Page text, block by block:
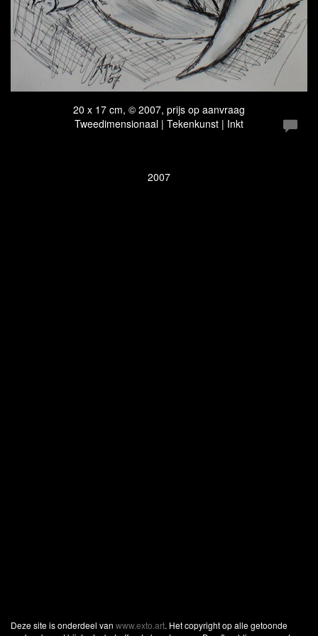
20 x 17 cm, © 2007, prijs op aanvraag
Tweedimensionaal | Tekenkunst | Inkt
2007
Deze site is onderdeel van www.exto.art. Het copyright op alle getoonde